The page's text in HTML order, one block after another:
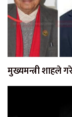
मुख्यमन्त्री शाहले